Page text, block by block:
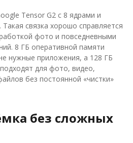
Tensor G2 с 8 ядрами и
связка хорошо справляется
фото и повседневными
8 ГБ оперативной памяти
нужные приложения, а 128 ГБ
для фото, видео,
без постоянной «чистки»
без сложных